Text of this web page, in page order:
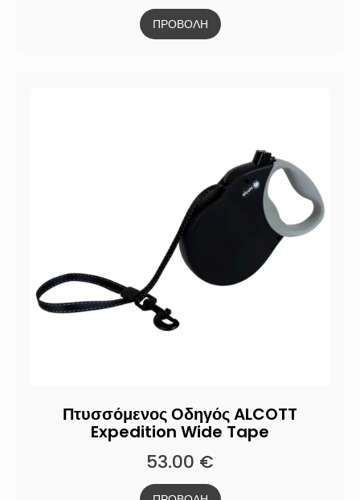
ΠΡΟΒΟΛΗ
Πτυσσόμενος Οδηγός ALCOTT
Expedition Wide Tape
53.00 €